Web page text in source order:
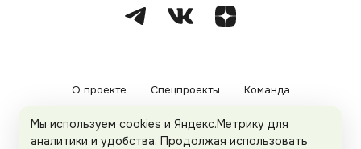
О проекте Спецпроекты Команда
Рекламодателям Политика конфиденциальности
Мы используем cookies и Яндекс.Метрику для
аналитики и удобства. Продолжая использовать